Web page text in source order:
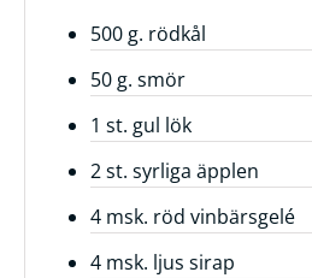
Ölstilar
Kontakt
Frågor
svar
Ölprovning
500 g. rödkål
50 g. smör
1 st. gul lök
2 st. syrliga äpplen
4 msk. röd vinbärsgelé
4 msk. ljus sirap